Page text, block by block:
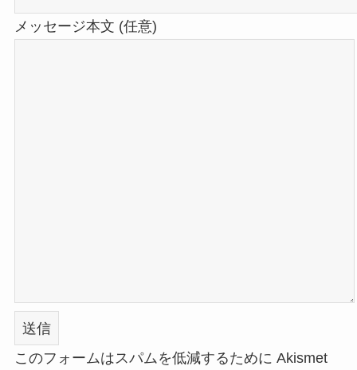
メッセージ本文 (任意)
このフォームはスパムを低減するために Akismet